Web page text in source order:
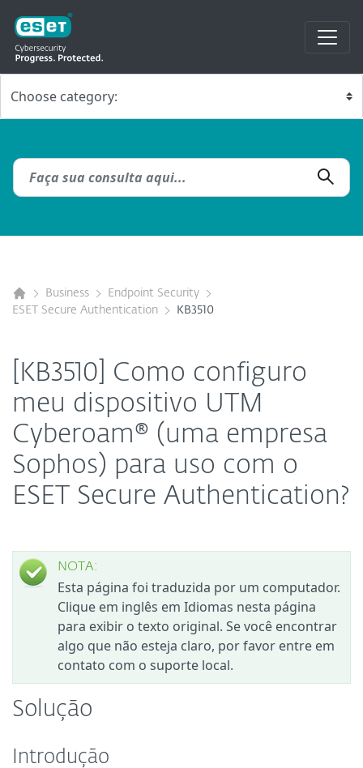
Business
Endpoint Security
ESET Secure Authentication
KB3510
[KB3510] Como configuro
meu dispositivo UTM
Cyberoam® (uma empresa
Sophos) para uso com o
ESET Secure Authentication?
NOTA:
Esta página foi traduzida por um computador.
Clique em inglês em Idiomas nesta página
para exibir o texto original. Se você encontrar
algo que não esteja claro, por favor entre em
contato com o suporte local.
Solução
Introdução